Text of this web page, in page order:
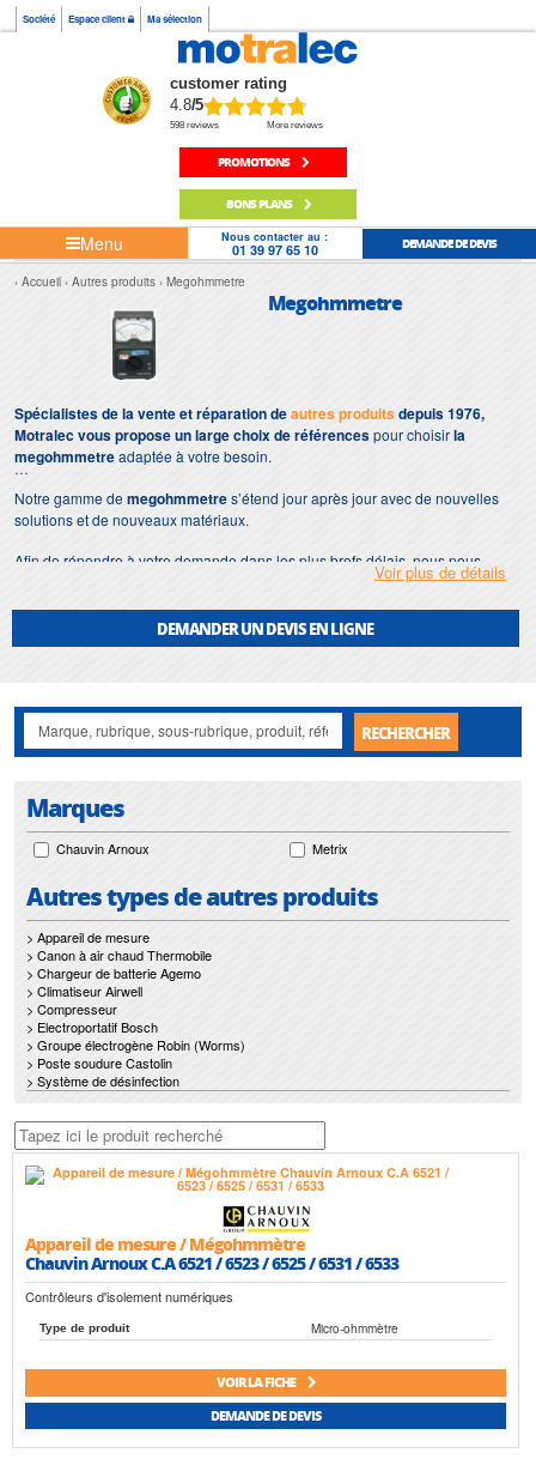
Société Espace client Ma sélection
customer rating
4.8/5
598 reviews More reviews
PROMOTIONS
BONS PLANS
Menu Nous contacter au :
01 39 97 65 10 DEMANDE DE DEVIS
Accueil Autres produits Megohmmetre
Megohmmetre
Spécialistes de la vente et réparation deautres produits depuis 1976,
Motralec vous propose un large choix de référencespour choisirla
megohmmetreadaptée à votre besoin.
Notre gamme demegohmmetres’étend jour après jour avec de nouvelles
solutions et de nouveaux matériaux.
Afin de répondre à votre demande dans les plus brefs délais, nous nous
megohmmetre.
met également à votre disposition son service de
maintenance demegohmmetre.
contraintes sont un gage d'efficacité, et garantissent l'absence de perturbation
de vos installations demegohmmetre.
Voir plus de détails
DEMANDER UN DEVIS EN LIGNE
RECHERCHER
Marques
Chauvin Arnoux Metrix
Autres types de autres produits
> Appareil de mesure
> Canon à air chaud Thermobile
> Chargeur de batterie Agemo
> Climatiseur Airwell
> Compresseur
> Electroportatif Bosch
> Groupe électrogène Robin (Worms)
> Poste soudure Castolin
> Système de désinfection
Appareil de mesure / Mégohmmètre
Chauvin Arnoux C.A 6521 / 6523 / 6525 / 6531 / 6533
Contrôleurs d'isolement numériques
Type de produit Micro-ohmmètre
VOIR LA FICHE
DEMANDE DE DEVIS